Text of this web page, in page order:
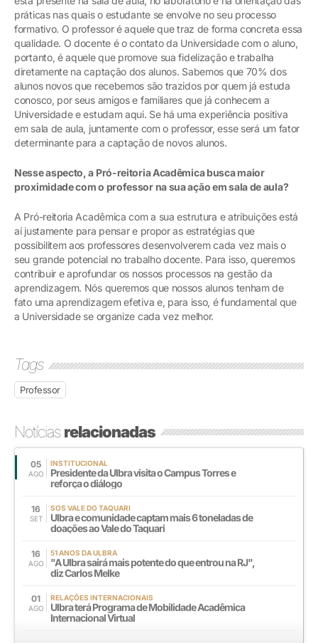
práticas nas quais o estudante se envolve no seu processo
formativo. O professor é aquele que traz de forma concreta essa
qualidade. O docente é o contato da Universidade com o aluno,
portanto, é aquele que promove sua fidelização e trabalha
diretamente na captação dos alunos. Sabemos que 70% dos
alunos novos que recebemos são trazidos por quem já estuda
conosco, por seus amigos e familiares que já conhecem a
Universidade e estudam aqui. Se há uma experiência positiva
em sala de aula, juntamente com o professor, esse será um fator
determinante para a captação de novos alunos.
Nesse aspecto, a Pró-reitoria Acadêmica busca maior
proximidade com o professor na sua ação em sala de aula?
A Pró-reitoria Acadêmica com a sua estrutura e atribuições está
aí justamente para pensar e propor as estratégias que
possibilitem aos professores desenvolverem cada vez mais o
seu grande potencial no trabalho docente. Para isso, queremos
contribuir e aprofundar os nossos processos na gestão da
aprendizagem. Nós queremos que nossos alunos tenham de
fato uma aprendizagem efetiva e, para isso, é fundamental que
a Universidade se organize cada vez melhor.
Tags
Professor
Notíciasrelacionadas
05
AGO
INSTITUCIONAL
Presidente da Ulbra visita o Campus Torres e
reforça o diálogo
16
SET
SOS VALE DO TAQUARI
Ulbra e comunidade captam mais 6 toneladas de
doações ao Vale do Taquari
16
AGO
51 ANOS DA ULBRA
"A Ulbra sairá mais potente do que entrou na RJ",
diz Carlos Melke
01
AGO
RELAÇÕES INTERNACIONAIS
Ulbra terá Programa de Mobilidade Acadêmica
Internacional Virtual